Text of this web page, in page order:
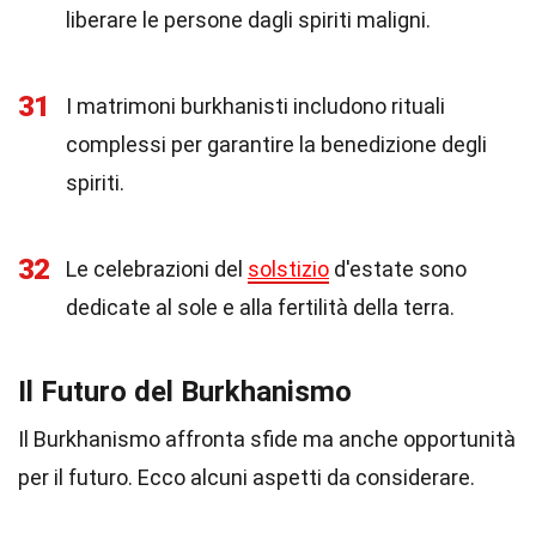
liberare le persone dagli spiriti maligni.
31
I matrimoni burkhanisti includono rituali
complessi per garantire la benedizione degli
spiriti.
32 Le celebrazioni del solstizio d'estate sono
dedicate al sole e alla fertilità della terra.
Il Futuro del Burkhanismo
Il Burkhanismo affronta sfide ma anche opportunità
per il futuro. Ecco alcuni aspetti da considerare.